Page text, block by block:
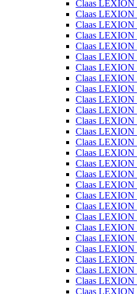
Claas LEXION
Claas LEXION
Claas LEXION
Claas LEXION
Claas LEXION
Claas LEXION
Claas LEXION
Claas LEXION
Claas LEXION
Claas LEXION
Claas LEXION
Claas LEXION
Claas LEXION
Claas LEXION
Claas LEXION
Claas LEXION
Claas LEXION
Claas LEXION
Claas LEXION
Claas LEXION
Claas LEXION
Claas LEXION
Claas LEXION
Claas LEXION
Claas LEXION
Claas LEXION
Claas LEXION
Claas LEXION